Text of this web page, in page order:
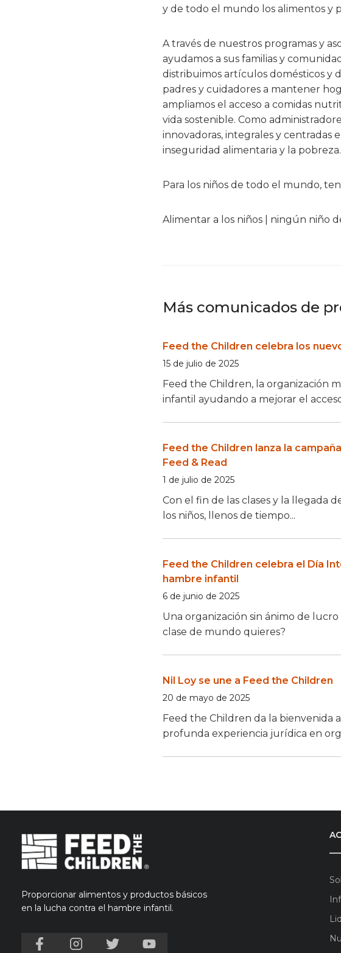
y de todo el mundo los alimentos y
A través de nuestros programas y
ayudamos a sus familias y
distribuimos artículos domésticos y
padres y cuidadores a mantener
ampliamos el acceso a comidas
vida sostenible. Como
innovadoras, integrales y centradas
inseguridad alimentaria y la pobreza.
Para los niños de todo el mundo,
Alimentar a los niños | ningún niño
Más comunicados de
Feed the Children celebra los
15 de julio de 2025
Feed the Children, la organización
infantil ayudando a mejorar el
Feed the Children lanza la
Feed & Read
1 de julio de 2025
Con el fin de las clases y la llegada
los niños, llenos de tiempo...
Feed the Children celebra el Día
hambre infantil
6 de junio de 2025
Una organización sin ánimo de
clase de mundo quieres?
Nil Loy se une a Feed the Children
20 de mayo de 2025
Feed the Children da la bienvenida
profunda experiencia jurídica en
Proporcionar alimentos y productos básicos
en la lucha contra el hambre infantil.